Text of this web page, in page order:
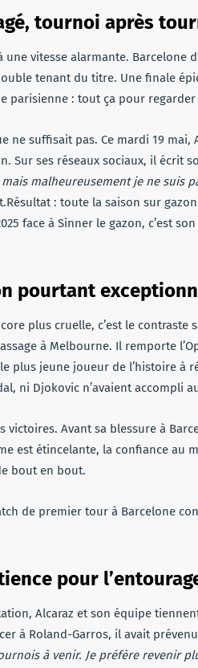
tournoi après
une vitesse alarmante. Barcelone
tenant du titre. Une finale
parisienne : tout ça pour
ne suffisait pas. Ce mardi 19
Sur ses réseaux sociaux, il écrit
malheureusement je ne suis
: toute la saison sur gazon
face à Sinner le gazon, c’est
pourtant
plus cruelle, c’est le contraste
à Melbourne. Il remporte
plus jeune joueur de l’histoire à
ni Djokovic n’avaient accompli
victoires. Avant sa blessure à
est étincelante, la confiance au
bout en bout.
de premier tour à Barcelone
pour
Alcaraz et son équipe
à Roland-Garros, il avait
à venir. Je préfère revenir